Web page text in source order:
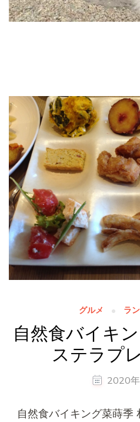
グルメ ラ
自然食バイキ
ステラプ
2020
自然食バイキング菜蒔季